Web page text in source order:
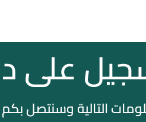
على
التالية وسنتصل